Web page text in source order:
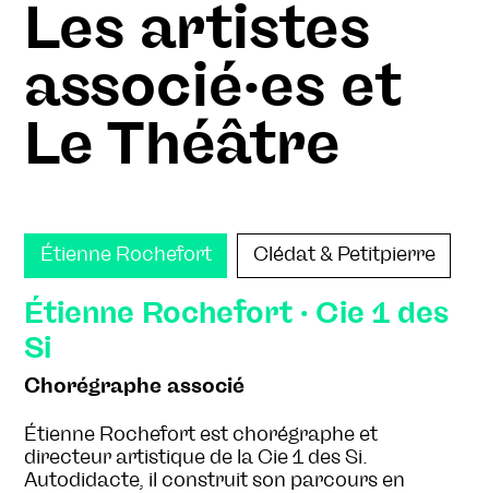
Les artistes
associé·es et
Le Théâtre
Étienne Rochefort Clédat & Petitpierre
Étienne Rochefort · Cie 1 des
Si
Chorégraphe associé
Étienne Rochefort est chorégraphe et
directeur artistique de la Cie 1 des Si.
Autodidacte, il construit son parcours en